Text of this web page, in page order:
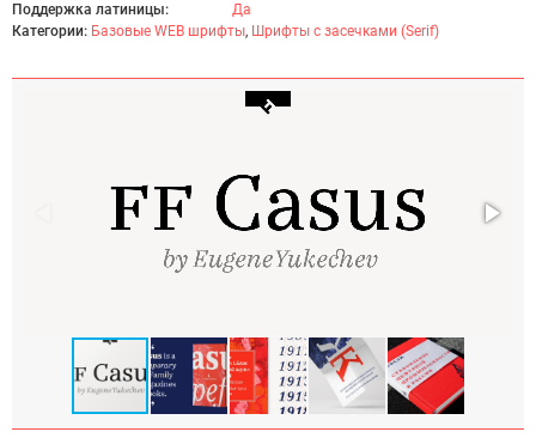
Поддержка латиницы:
Да
Категории: Базовые WEB шрифты, Шрифты с засечками (Serif)